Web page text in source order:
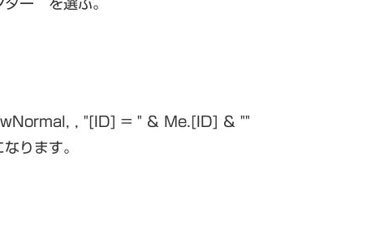
, "[ID] = " & Me.[ID] & ""
ります。